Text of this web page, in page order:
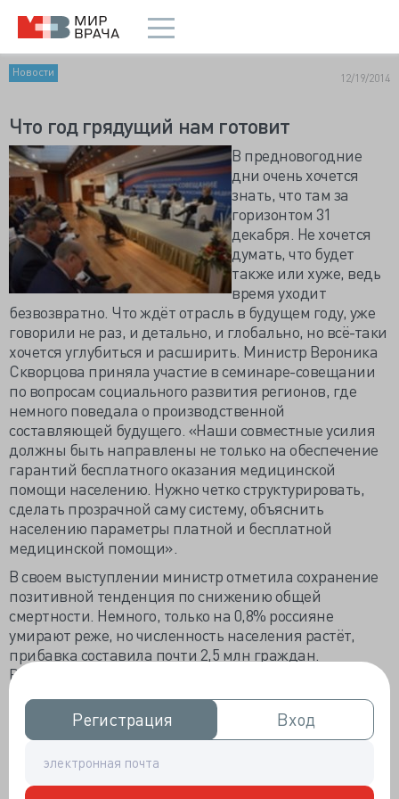
Регистрация
Регистрация Вход
Вход
Новости 12/19/2014
Что год грядущий нам готовит
В предновогодние
дни очень хочется
знать, что там за
горизонтом 31
декабря. Не хочется
думать, что будет
также или хуже, ведь
время уходит
безвозвратно. Что ждёт отрасль в будущем году, уже
говорили не раз, и детально, и глобально, но всё-таки
хочется углубиться и расширить. Министр Вероника
Скворцова приняла участие в семинаре-совещании
по вопросам социального развития регионов, где
немного поведала о производственной
составляющей будущего. «Наши совместные усилия
должны быть направлены не только на обеспечение
гарантий бесплатного оказания медицинской
помощи населению. Нужно четко структурировать,
сделать прозрачной саму систему, объяснить
населению параметры платной и бесплатной
медицинской помощи».
В своем выступлении министр отметила сохранение
позитивной тенденция по снижению общей
смертности. Немного, только на 0,8% россияне
умирают реже, но численность населения растёт,
прибавка составила почти 2,5 млн граждан.
Внедряемая повсеместно трёхуровневая система
родовспоможения решает поставленную перед ней
задачу - младенческая смертность снижается, в
среднем по стране 8,5 на тысячу родившихся
показателя мы планировали достигнуть только к 2017
году», - сообщила Вероника Игоревна. Порадуемся за